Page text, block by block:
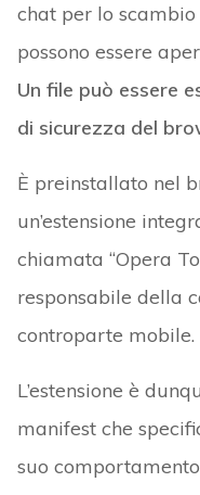
chat per lo
possono essere
Un file può essere
di sicurezza del
È preinstallato nel
un’estensione
chiamata “Opera
responsabile della
controparte mobile.
L’estensione è
manifest che
suo